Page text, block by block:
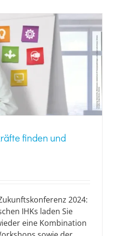
finden und
2024:
IHKs laden Sie
eine Kombination